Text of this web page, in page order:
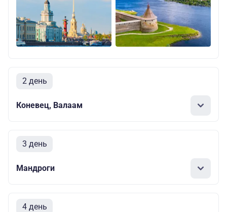
2 день
Коневец, Валаам
3 день
Мандроги
4 день